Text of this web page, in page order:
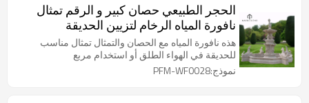
الحجر الطبيعي حصان كبير و الرقم تمثال
نافورة المياه الرخام لتزيين الحديقة
هذه نافورة المياه مع الحصان والتمثال تمثال مناسب
للحديقة في الهواء الطلق أو استخدام مربع
نموذج:PFM-WF0028